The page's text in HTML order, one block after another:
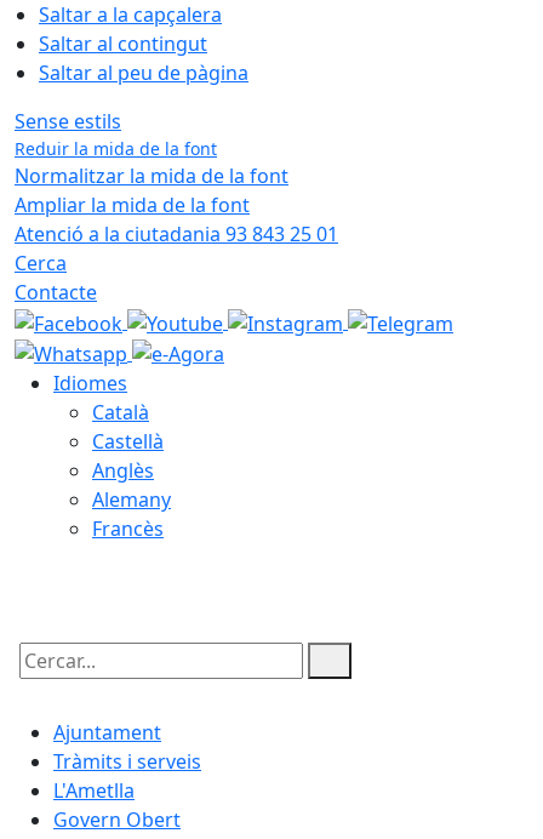
Saltar a la capçalera
Saltar al contingut
Saltar al peu de pàgina
Sense estils
Reduir la mida de la font
Normalitzar la mida de la font
Ampliar la mida de la font
Atenció a la ciutadania 93 843 25 01
Cerca
Contacte
Idiomes
Català
Castellà
Anglès
Alemany
Francès
Cercar:
Ajuntament
Tràmits i serveis
L'Ametlla
Govern Obert